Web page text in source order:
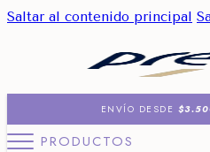
Saltar al contenido principal
ENVÍO DESDE
PRODUCTOS